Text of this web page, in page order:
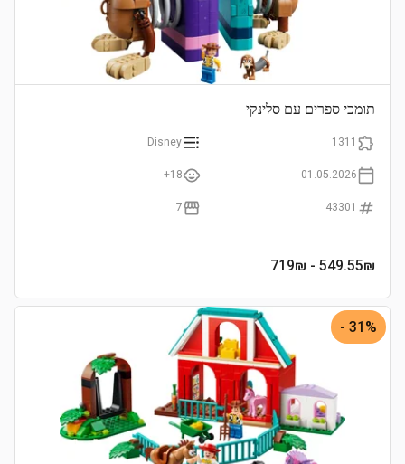
תומכי ספרים עם סלינקי
1311
Disney
01.05.2026
18+
43301
7
549.55₪
- 719₪
31% -